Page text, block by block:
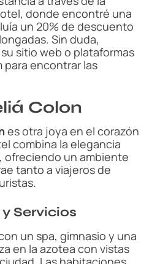
donde encontré una
un 20% de descuento
Sin duda,
sitio web o plataformas
para encontrar las
Colon
es otra joya en el corazón
combina la elegancia
ofreciendo un ambiente
tanto a viajeros de
Servicios
un spa, gimnasio y una
en la azotea con vistas